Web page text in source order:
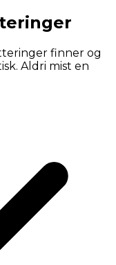
finner og
Aldri mist en